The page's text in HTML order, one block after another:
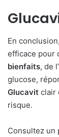
En conclusion,
efficace pour
bienfaits, de
glucose,
Glucavit clair
risque.
Consultez un